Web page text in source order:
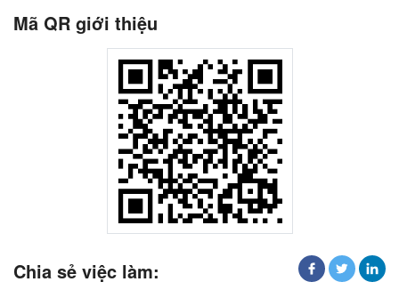
Mã QR giới thiệu
Chia sẻ việc làm: